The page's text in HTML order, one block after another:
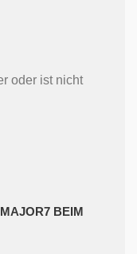
oder ist nicht
BEIM B